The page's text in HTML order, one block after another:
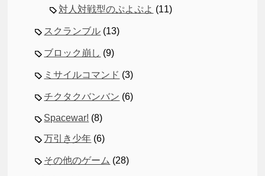
対人対戦型のぷよぷよ (11)
スクランブル (13)
ブロック崩し (9)
ミサイルコマンド (3)
チクタクバンバン (6)
Spacewar! (8)
万引き少年 (6)
その他のゲーム (28)